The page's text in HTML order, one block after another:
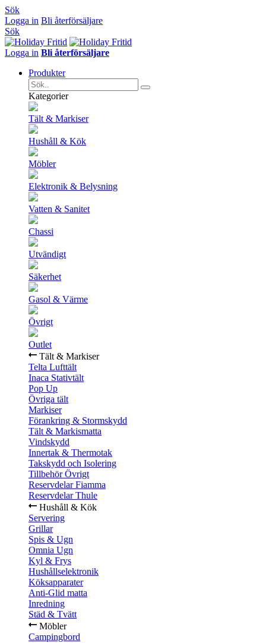
Sök
Logga in Bli återförsäljare
Sök
Logga in Bli återförsäljare
Produkter
Kategorier
Tält & Markiser
Hushåll & Kök
Möbler
Elektronik & Belysning
Vatten & Sanitet
Chassi
Utvändigt
Säkerhet
Gasol & Värme
Övrigt
Outlet
Tält & Markiser
Telta Lufttält
Inaca Stativtält
Pop Up
Övriga tält
Markiser
Förankring & Stormskydd
Tält & Markismatta
Vindskydd
Innertak & Thermotak
Takskydd och Isolering
Tillbehör Övrigt
Reservdelar Fiamma
Reservdelar Thule
Hushåll & Kök
Servering
Grillar
Spis & Ugn
Omnia Ugn
Kyl & Frys
Hushållselektronik
Köksapparater
Anti-Glid matta
Inredning
Städ & Tvätt
Möbler
Campingbord